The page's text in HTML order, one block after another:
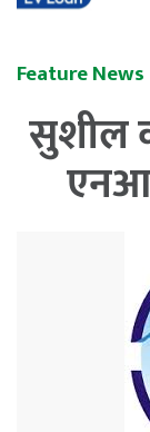
Feature News
सुशील